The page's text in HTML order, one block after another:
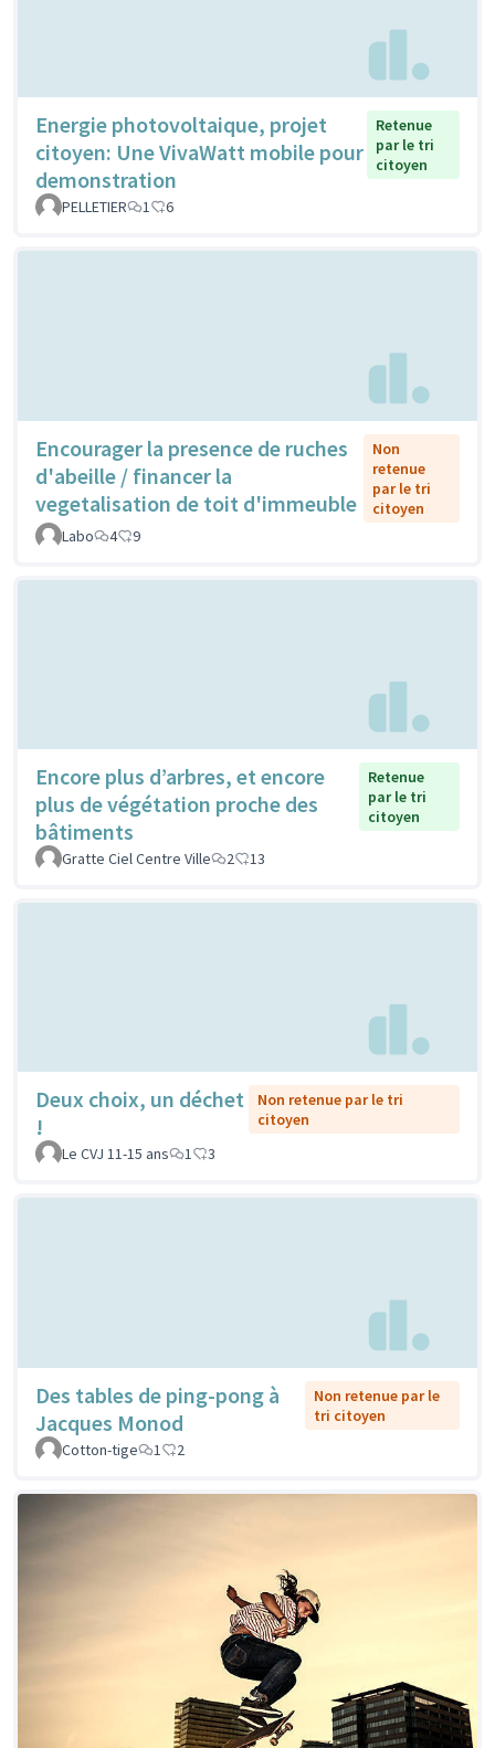
Energie photovoltaique, projet
citoyen: Une VivaWatt mobile pour
demonstration
Retenue
par le tri
citoyen
PELLETIER 1 6
Encourager la presence de ruches
d'abeille / financer la
vegetalisation de toit d'immeuble
Non
retenue
par le tri
citoyen
Labo
4 9
Encore plus d’arbres, et encore
plus de végétation proche des
bâtiments
Retenue
par le tri
citoyen
Gratte Ciel Centre Ville 2 13
Deux choix, un déchet
!
Non retenue par le tri
citoyen
Le CVJ 11-15 ans
1 3
Des tables de ping-pong à
Jacques Monod
Non retenue par le
tri citoyen
Cotton-tige
1 2